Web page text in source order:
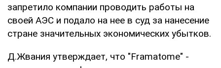
запретило компании проводить работы на
своей АЭС и подало на нее в суд за нанесение
стране значительных экономических убытков.
Д.Жвания утверждает, что "Framatome" -